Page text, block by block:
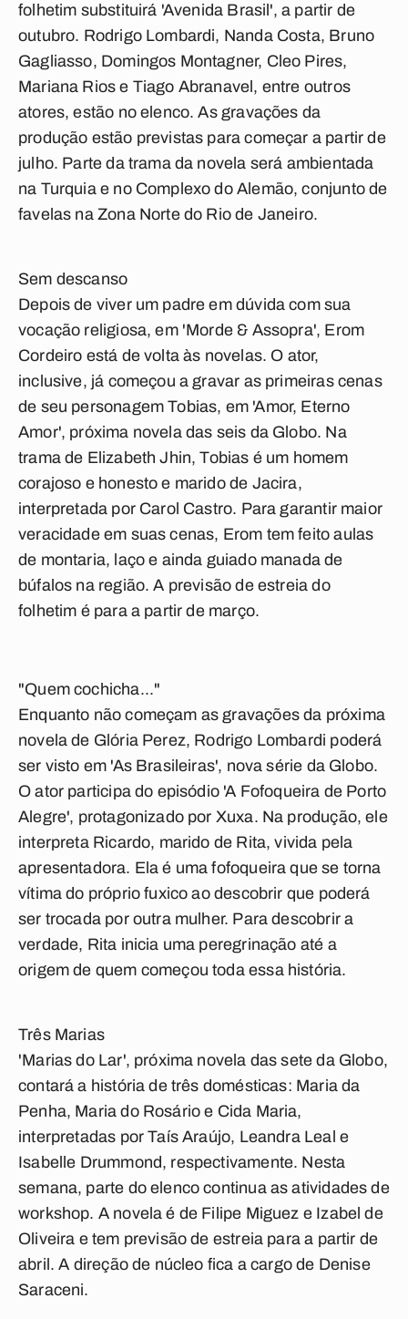
folhetim substituirá 'Avenida Brasil', a partir de
outubro. Rodrigo Lombardi, Nanda Costa, Bruno
Gagliasso, Domingos Montagner, Cleo Pires,
Mariana Rios e Tiago Abranavel, entre outros
atores, estão no elenco. As gravações da
produção estão previstas para começar a partir de
julho. Parte da trama da novela será ambientada
na Turquia e no Complexo do Alemão, conjunto de
favelas na Zona Norte do Rio de Janeiro.
Sem descanso
Depois de viver um padre em dúvida com sua
vocação religiosa, em 'Morde & Assopra', Erom
Cordeiro está de volta às novelas. O ator,
inclusive, já começou a gravar as primeiras cenas
de seu personagem Tobias, em 'Amor, Eterno
Amor', próxima novela das seis da Globo. Na
trama de Elizabeth Jhin, Tobias é um homem
corajoso e honesto e marido de Jacira,
interpretada por Carol Castro. Para garantir maior
veracidade em suas cenas, Erom tem feito aulas
de montaria, laço e ainda guiado manada de
búfalos na região. A previsão de estreia do
folhetim é para a partir de março.
"Quem cochicha..."
Enquanto não começam as gravações da próxima
novela de Glória Perez, Rodrigo Lombardi poderá
ser visto em 'As Brasileiras', nova série da Globo.
O ator participa do episódio 'A Fofoqueira de Porto
Alegre', protagonizado por Xuxa. Na produção, ele
interpreta Ricardo, marido de Rita, vivida pela
apresentadora. Ela é uma fofoqueira que se torna
vítima do próprio fuxico ao descobrir que poderá
ser trocada por outra mulher. Para descobrir a
verdade, Rita inicia uma peregrinação até a
origem de quem começou toda essa história.
Três Marias
'Marias do Lar', próxima novela das sete da Globo,
contará a história de três domésticas: Maria da
Penha, Maria do Rosário e Cida Maria,
interpretadas por Taís Araújo, Leandra Leal e
Isabelle Drummond, respectivamente. Nesta
semana, parte do elenco continua as atividades de
workshop. A novela é de Filipe Miguez e Izabel de
Oliveira e tem previsão de estreia para a partir de
abril. A direção de núcleo fica a cargo de Denise
Saraceni.